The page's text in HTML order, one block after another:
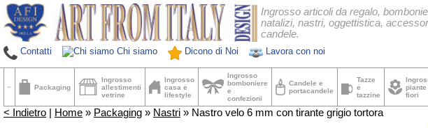
Contatti Chi siamo Dicono di Noi Lavora con noi
Ingrosso articoli da regalo,
natalizi, nastri, oggettistica,
candele.
Packaging
Ingrosso
allestimenti
vetrine
Ingrosso
casa e
lifestyle
Ingrosso
bomboniere
e
confezioni
Candele e
portacandele
Tazze
e
tazzine
piante
fiori
< Indietro Home » Packaging » Nastri » Nastro velo 6 mm con tirante grigio tortora